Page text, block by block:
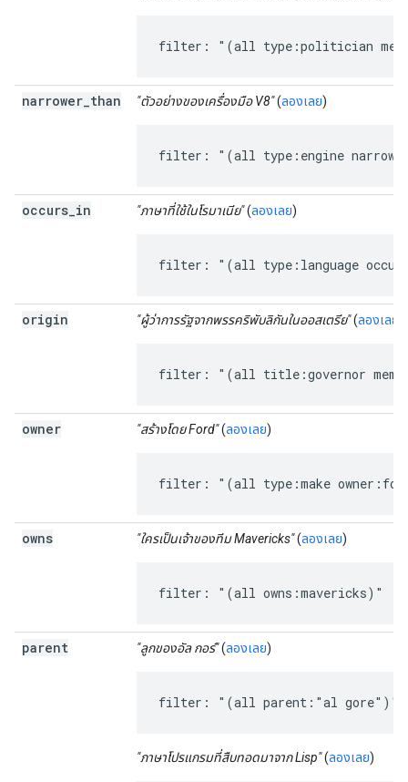
filter: "(all type:politician
narrower than "ตัวอย่างของเครื่องมือ V8"(ลองเลย)
filter: "(all type:engine
occurs in "ภาษาที่ใช้ในโรมาเนีย"(ลองเลย)
filter: "(all type:language
origin "ผู้ว่าการรัฐจากพรรคริพับลิกันในออสเตรีย"(ลองเลย
filter: "(all title:governor
owner "สร้างโดย Ford"(ลองเลย)
filter: "(all type:make
owns "ใครเป็นเจ้าของทีม Mavericks"(ลองเลย)
filter: "(all owns:mavericks)"
parent "ลูกของอัล กอร์"(ลองเลย)
filter: "(all parent:"al gore")"
"ภาษาโปรแกรมที่สืบทอดมาจาก Lisp"(ลองเลย)